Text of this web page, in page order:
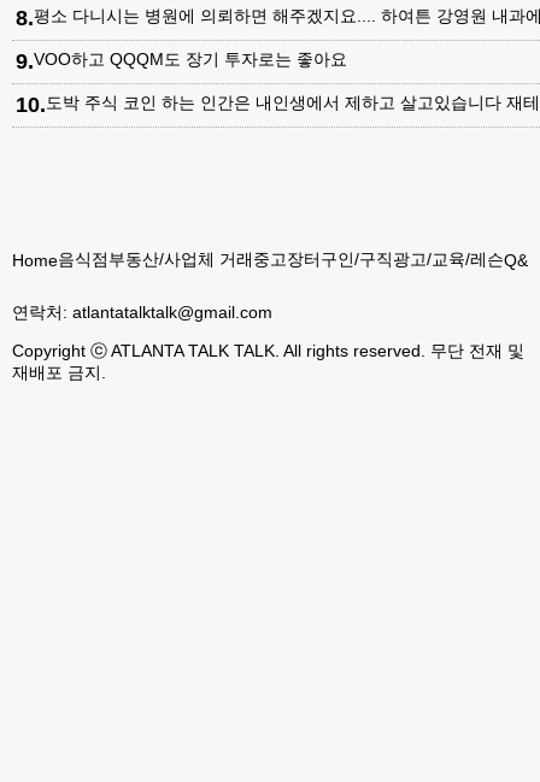
8.평소 다니시는 병원에 의뢰하면 해주겠지요.... 하여튼 강영원 내과
9.VOO하고 QQQM도 장기 투자로는 좋아요
10.도박 주식 코인 하는 인간은 내인생에서 제하고 살고있습니다 재
Home음식점부동산/사업체 거래중고장터구인/구직광고/교육/레슨Q&A
연락처: atlantatalktalk@gmail.com
Copyright ⓒ ATLANTA TALK TALK. All rights reserved. 무단 전재 및
재배포 금지.